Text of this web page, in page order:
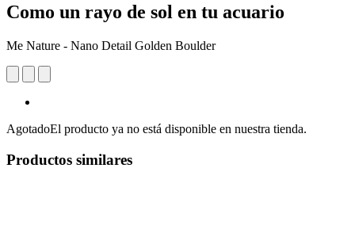
Como un rayo de sol en tu acuario
Me Nature - Nano Detail Golden Boulder
AgotadoEl producto ya no está disponible en nuestra tienda.
Productos similares